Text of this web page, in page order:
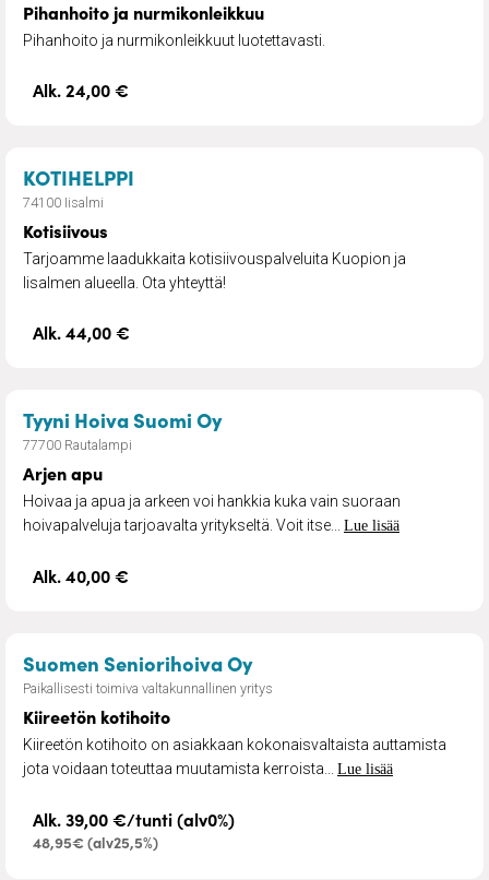
Pihanhoito ja nurmikonleikkuu
Pihanhoito ja nurmikonleikkuut luotettavasti.
Alk. 24,00 €
KOTIHELPPI
74100 Iisalmi
Kotisiivous
Tarjoamme laadukkaita kotisiivouspalveluita Kuopion ja
Iisalmen alueella. Ota yhteyttä!
Alk. 44,00 €
Tyyni Hoiva Suomi Oy– Arjen apu
77700 Rautalampi
Arjen apu
Hoivaa ja apua ja arkeen voi hankkia kuka vain suoraan
hoivapalveluja tarjoavalta yritykseltä. Voit itse... Lue lisää
Alk. 40,00 €
Suomen Seniorihoiva Oy– Kiireetön kotihoito
Paikallisesti toimiva valtakunnallinen yritys
Kiireetön kotihoito
Kiireetön kotihoito on asiakkaan kokonaisvaltaista auttamista
jota voidaan toteuttaa muutamista kerroista... Lue lisää
Alk. 39,00 €/tunti (alv0%)
48,95€ (alv25,5%)